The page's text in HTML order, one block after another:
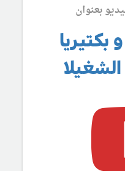
بعنوان
بكتيريا
الشغيلا